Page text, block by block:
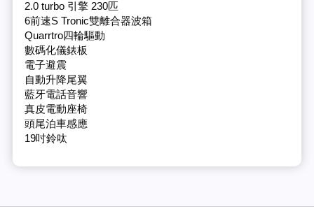
2.0 turbo 引擎 230匹
6前速S Tronic雙離合器波箱
Quarrtro四輪驅動
數碼化儀錶板
電子避震
自動升降尾翼
藍牙電話音響
真皮電動座椅
頭尾泊車感應
19吋鈴呔